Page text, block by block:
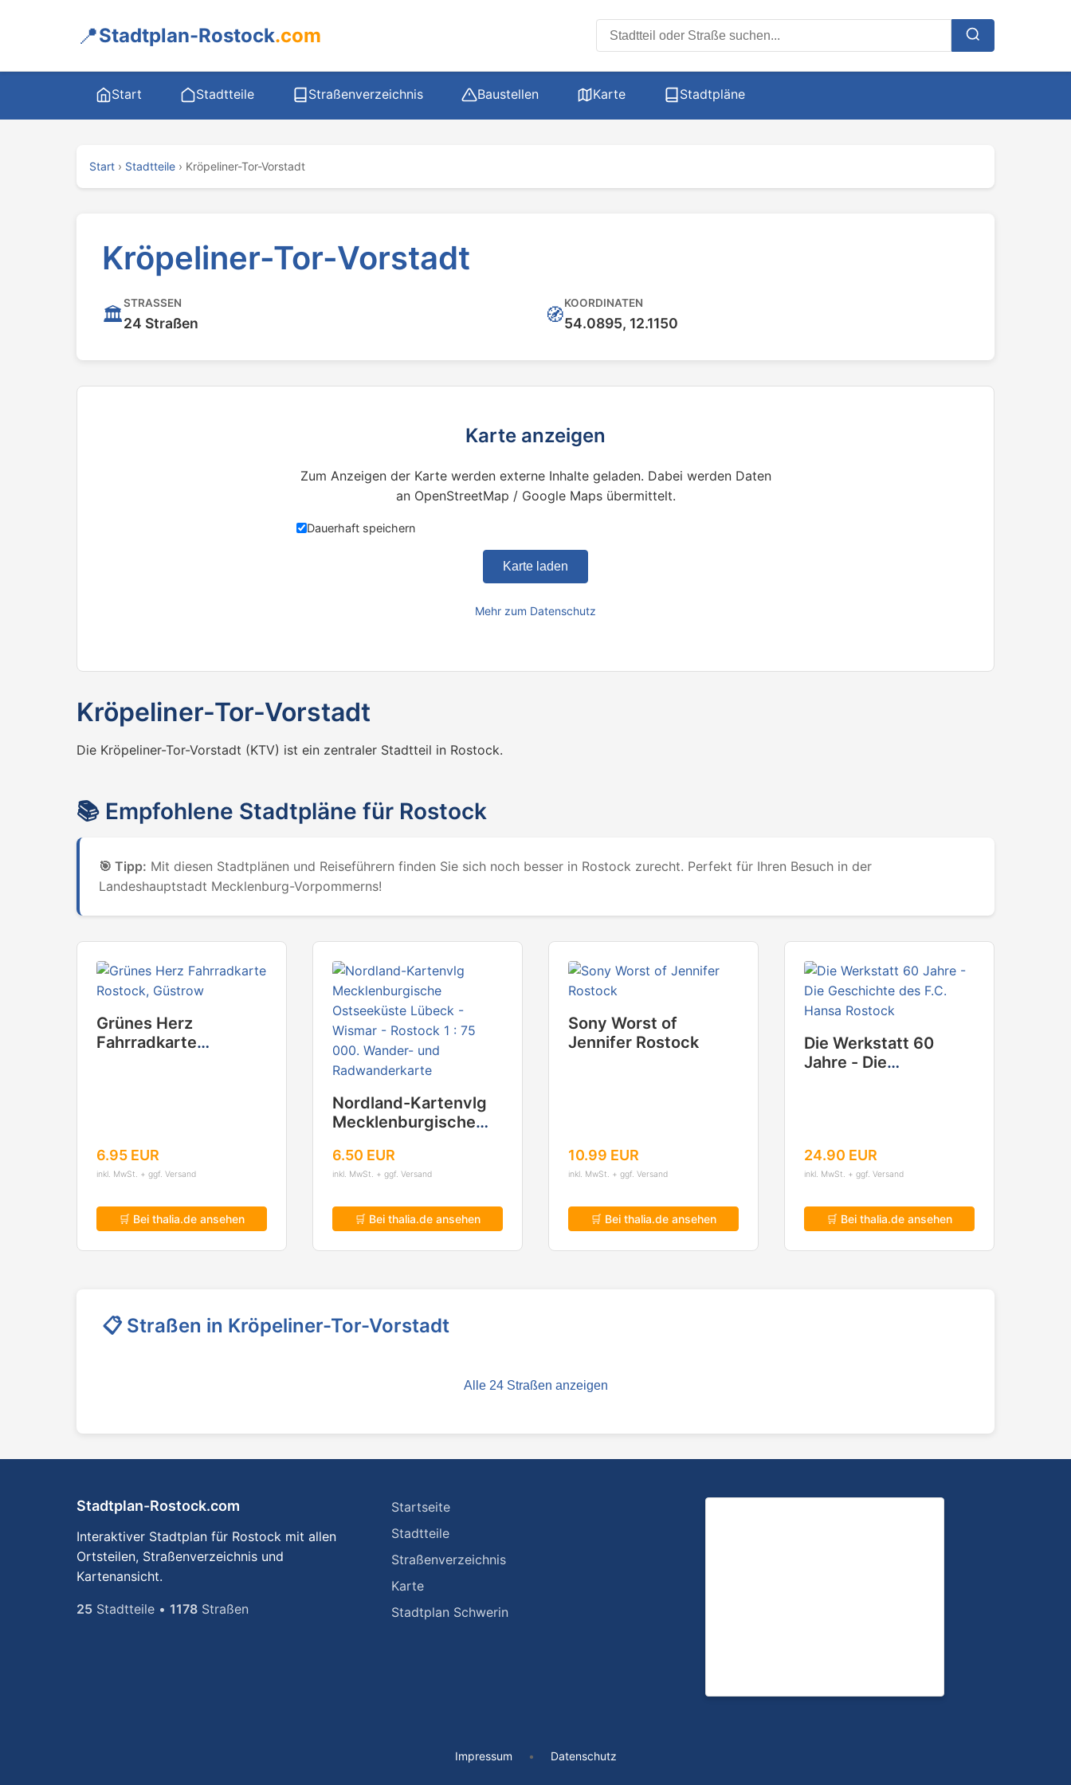
📍Stadtplan-Rostock.com Stadtteil oder Straße suchen
Start Stadtteile Straßenverzeichnis Baustellen Karte Stadtpläne
Start › Stadtteile › Kröpeliner-Tor-Vorstadt
Kröpeliner-Tor-Vorstadt
🏛️
STRASSEN
24 Straßen 🧭
KOORDINATEN
54.0895, 12.1150
Karte anzeigen
Zum Anzeigen der Karte werden externe Inhalte geladen. Dabei werden Daten
an OpenStreetMap / Google Maps übermittelt.
Dauerhaft speichern
Karte laden
Mehr zum Datenschutz
Kröpeliner-Tor-Vorstadt
Die Kröpeliner-Tor-Vorstadt (KTV) ist ein zentraler Stadtteil in Rostock.
📚 Empfohlene Stadtpläne für Rostock
🎯 Tipp: Mit diesen Stadtplänen und Reiseführern finden Sie sich noch besser in Rostock zurecht. Perfekt für Ihren Besuch in der
Landeshauptstadt Mecklenburg-Vorpommerns!
Grünes Herz
Fahrradkarte
6.95 EUR
inkl. MwSt. + ggf. Versand
🛒 Bei thalia.de ansehen
Nordland-Kartenvlg
Mecklenburgische
Wismar - Rostock 1 :
75 000. Wander- und
6.50 EUR
inkl. MwSt. + ggf. Versand
🛒 Bei thalia.de ansehen
Sony Worst of
Jennifer Rostock
10.99 EUR
inkl. MwSt. + ggf. Versand
🛒 Bei thalia.de ansehen
Die Werkstatt 60
Jahre - Die
24.90 EUR
inkl. MwSt. + ggf. Versand
🛒 Bei thalia.de ansehen
📋 Straßen in Kröpeliner-Tor-Vorstadt
Alle 24 Straßen anzeigen
Stadtplan-Rostock.com
Interaktiver Stadtplan für Rostock mit allen
Ortsteilen, Straßenverzeichnis und
Kartenansicht.
25 Stadtteile • 1178 Straßen
Startseite
Stadtteile
Straßenverzeichnis
Karte
Stadtplan Schwerin
Impressum • Datenschutz